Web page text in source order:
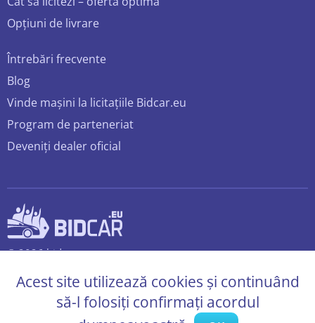
Opțiuni de livrare
Întrebări frecvente
Blog
Vinde mașini la licitațiile Bidcar.eu
Program de parteneriat
Deveniți dealer oficial
© 2026 bidcar.eu
Acest site utilizează cookies și continuând
să-l folosiți confirmați acordul